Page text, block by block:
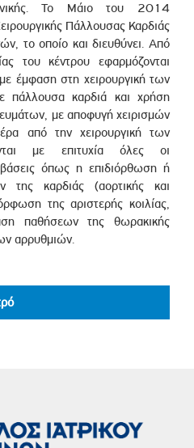
Το Μάιο του 2014
Πάλλουσας Καρδιάς
το οποίο και διευθύνει. Από
του κέντρου εφαρμόζονται
έμφαση στη χειρουργική των
πάλλουσα καρδιά και χρήση
με αποφυγή χειρισμών
από την χειρουργική των
με επιτυχία όλες οι
όπως η επιδιόρθωση ή
της καρδιάς (αορτικής και
της αριστερής κοιλίας,
παθήσεων της θωρακικής
αρρυθμιών.